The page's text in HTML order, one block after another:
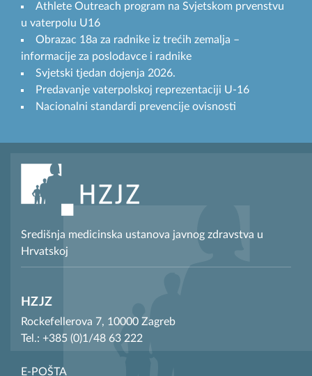
Athlete Outreach program na Svjetskom prvenstvu
u vaterpolu U16
Obrazac 18a za radnike iz trećih zemalja –
informacije za poslodavce i radnike
Svjetski tjedan dojenja 2026.
Predavanje vaterpolskoj reprezentaciji U-16
Nacionalni standardi prevencije ovisnosti
Središnja medicinska ustanova javnog zdravstva u
Hrvatskoj
HZJZ
Rockefellerova 7, 10000 Zagreb
Tel.: +385 (0)1/48 63 222
E-POŠTA